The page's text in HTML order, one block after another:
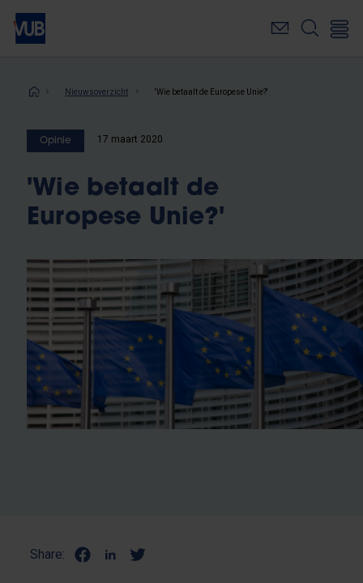
Overslaan
naar
inhoudKruimelpad
Nieuwsoverzicht 'Wie betaalt de Europese Unie?'
Opinie 17 maart 2020
'Wie betaalt de
Europese Unie?'
Share: